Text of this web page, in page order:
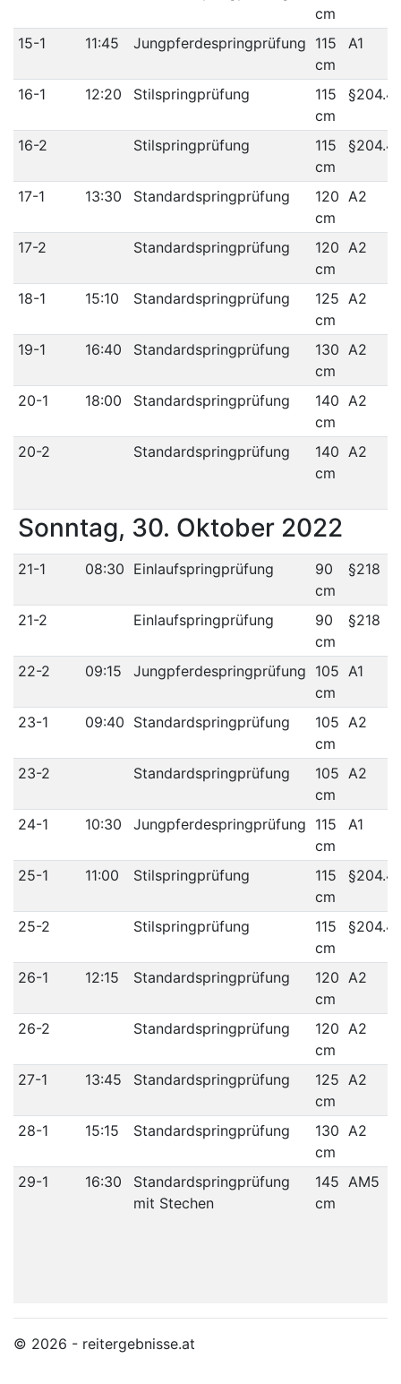
cm
15-1 11:45 Jungpferdespringprüfung 115
cm
A1
16-1 12:20 Stilspringprüfung
115
cm
§204.4
16-2 Stilspringprüfung
115
cm
§204.4
17-1 13:30 Standardspringprüfung
120
cm
A2
17-2 Standardspringprüfung
120
cm
A2
18-1 15:10 Standardspringprüfung
125
cm
A2
19-1 16:40 Standardspringprüfung
130
cm
A2
20-1 18:00 Standardspringprüfung
140
cm
A2
20-2 Standardspringprüfung
140
cm
A2
Sonntag, 30. Oktober 2022
21-1 08:30 Einlaufspringprüfung
90
cm
§218
21-2 Einlaufspringprüfung
90
cm
§218
22-2 09:15 Jungpferdespringprüfung 105
cm
A1
23-1 09:40 Standardspringprüfung
105
cm
A2
23-2 Standardspringprüfung
105
cm
A2
24-1 10:30 Jungpferdespringprüfung 115
cm
A1
25-1 11:00 Stilspringprüfung
115
cm
§204.4
25-2 Stilspringprüfung
115
cm
§204.4
26-1 12:15 Standardspringprüfung
120
cm
A2
26-2 Standardspringprüfung
120
cm
A2
27-1 13:45 Standardspringprüfung
125
cm
A2
28-1 15:15 Standardspringprüfung
130
cm
A2
29-1 16:30
Standardspringprüfung
mit Stechen
145
cm
AM5
© 2026 - reitergebnisse.at